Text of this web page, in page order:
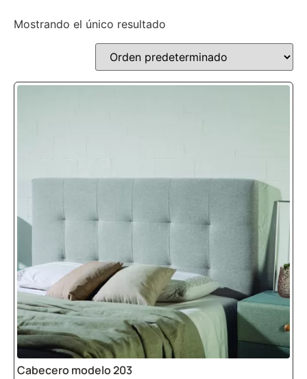
Mostrando el único resultado
Cabecero modelo 203